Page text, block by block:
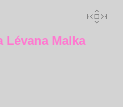
Lévana Malka